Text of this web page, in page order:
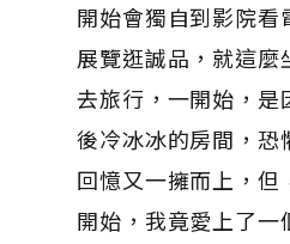
開始會獨自到影院看
展覽逛誠品，就這麼
去旅行，一開始，是
後冷冰冰的房間，恐
回憶又一擁而上，但
開始，我竟愛上了一